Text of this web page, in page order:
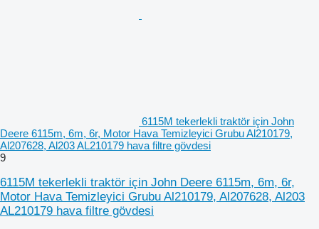
6115M tekerlekli traktör için John
Deere 6115m, 6m, 6r, Motor Hava Temizleyici Grubu Al210179,
Al207628, Al203 AL210179 hava filtre gövdesi
9
6115M tekerlekli traktör için John Deere 6115m, 6m, 6r,
Motor Hava Temizleyici Grubu Al210179, Al207628, Al203
AL210179 hava filtre gövdesi